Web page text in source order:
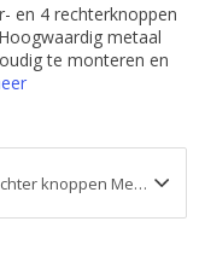
en 4 rechterknoppen
metaal
te monteren en